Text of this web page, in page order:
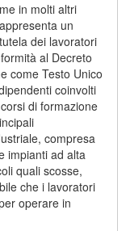
in molti altri
un
dei lavoratori
al Decreto
come Testo Unico
coinvolti
di formazione
compresa
impianti ad alta
quali scosse,
che i lavoratori
operare in